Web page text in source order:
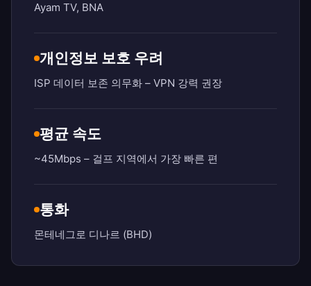
Ayam TV, BNA
개인정보 보호 우려
ISP 데이터 보존 의무화 – VPN 강력 권장
평균 속도
~45Mbps – 걸프 지역에서 가장 빠른 편
통화
몬테네그로 디나르 (BHD)